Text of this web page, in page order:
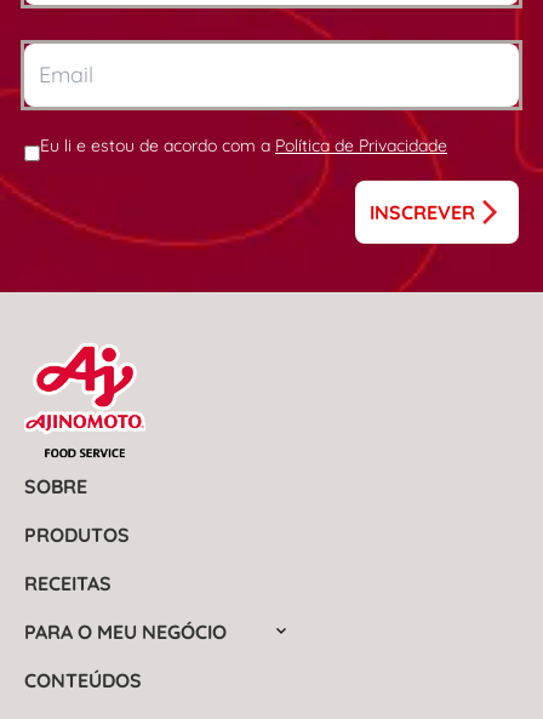
Eu li e estou de acordo com a Política de Privacidade
INSCREVER
SOBRE
PRODUTOS
RECEITAS
PARA O MEU NEGÓCIO
CONTEÚDOS